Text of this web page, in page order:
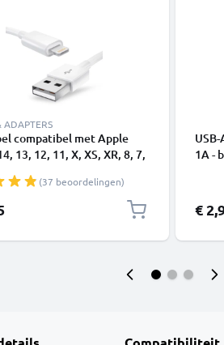
ADAPTERS
compatibel met Apple
13, 12, 11, X, XS, XR, 8, 7,
(37 beoordelingen)
1A -
€